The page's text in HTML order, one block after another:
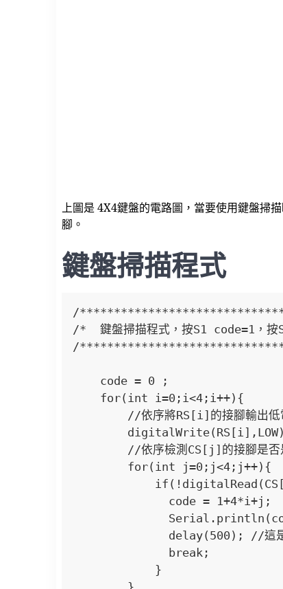
上圖是 4X4鍵盤的電路圖，當要使用鍵盤掃
腳。
鍵盤掃描程式
/
/*  鍵盤掃描程式，按S1 code=1
/